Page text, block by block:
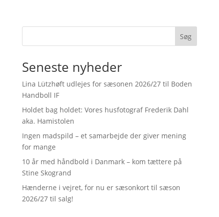
Søg
Seneste nyheder
Lina Lützhøft udlejes for sæsonen 2026/27 til Boden
Handboll IF
Holdet bag holdet: Vores husfotograf Frederik Dahl
aka. Hamistolen
Ingen madspild – et samarbejde der giver mening
for mange
10 år med håndbold i Danmark – kom tættere på
Stine Skogrand
Hænderne i vejret, for nu er sæsonkort til sæson
2026/27 til salg!